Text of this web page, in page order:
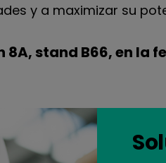
y a maximizar su
stand B66, en la